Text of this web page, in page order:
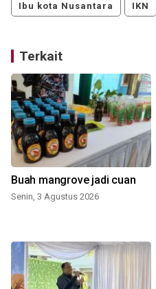
Ibu kota Nusantara IKN
Terkait
Buah mangrove jadi cuan
Senin, 3 Agustus 2026